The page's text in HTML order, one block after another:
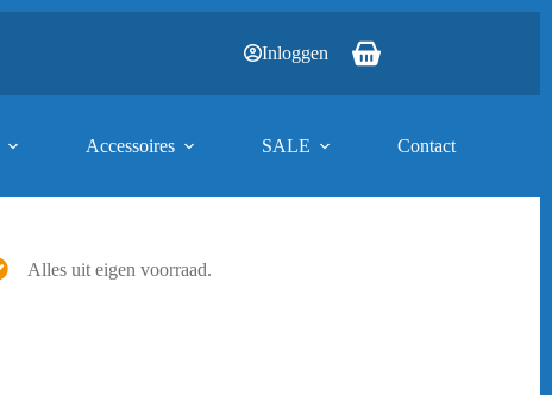
Inloggen Winkelwagen
Accessoires SALE Contact
Alles uit eigen voorraad.